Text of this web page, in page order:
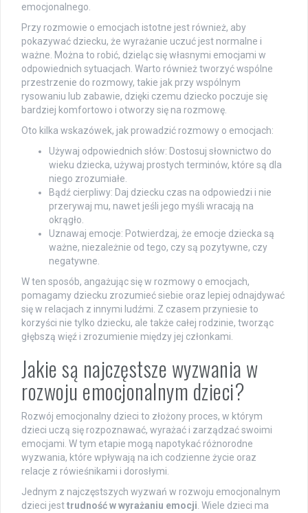
emocjonalnego.
Przy rozmowie o emocjach istotne jest również, aby
pokazywać dziecku, że wyrażanie uczuć jest normalne i
ważne. Można to robić, dzieląc się własnymi emocjami w
odpowiednich sytuacjach. Warto również tworzyć wspólne
przestrzenie do rozmowy, takie jak przy wspólnym
rysowaniu lub zabawie, dzięki czemu dziecko poczuje się
bardziej komfortowo i otworzy się na rozmowę.
Oto kilka wskazówek, jak prowadzić rozmowy o emocjach:
Używaj odpowiednich słów: Dostosuj słownictwo do
wieku dziecka, używaj prostych terminów, które są dla
niego zrozumiałe.
Bądź cierpliwy: Daj dziecku czas na odpowiedzi i nie
przerywaj mu, nawet jeśli jego myśli wracają na
okrągło.
Uznawaj emocje: Potwierdzaj, że emocje dziecka są
ważne, niezależnie od tego, czy są pozytywne, czy
negatywne.
W ten sposób, angażując się w rozmowy o emocjach,
pomagamy dziecku zrozumieć siebie oraz lepiej odnajdywać
się w relacjach z innymi ludźmi. Z czasem przyniesie to
korzyści nie tylko dziecku, ale także całej rodzinie, tworząc
głębszą więź i zrozumienie między jej członkami.
Jakie są najczęstsze wyzwania w
rozwoju emocjonalnym dzieci?
Rozwój emocjonalny dzieci to złożony proces, w którym
dzieci uczą się rozpoznawać, wyrażać i zarządzać swoimi
emocjami. W tym etapie mogą napotykać różnorodne
wyzwania, które wpływają na ich codzienne życie oraz
relacje z rówieśnikami i dorosłymi.
Jednym z najczęstszych wyzwań w rozwoju emocjonalnym
dzieci jesttrudność w wyrażaniu emocji. Wiele dzieci ma